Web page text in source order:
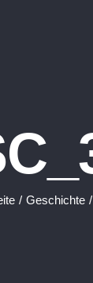
/ Geschichte /